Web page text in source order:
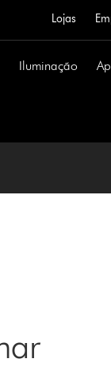
Lojas
Iluminação